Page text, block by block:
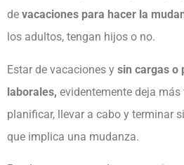
de vacaciones para hacer la
los adultos, tengan hijos o no.
Estar de vacaciones y sin cargas o
laborales, evidentemente deja
planificar, llevar a cabo y terminar
que implica una mudanza.